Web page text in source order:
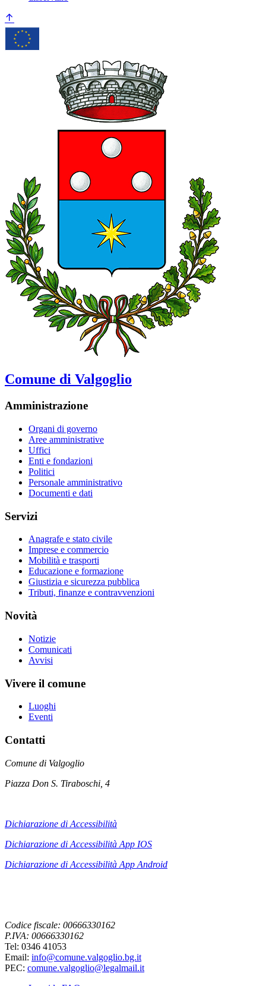
Comune di Valgoglio
Amministrazione
Organi di governo
Aree amministrative
Uffici
Enti e fondazioni
Politici
Personale amministrativo
Documenti e dati
Servizi
Anagrafe e stato civile
Imprese e commercio
Mobilità e trasporti
Educazione e formazione
Giustizia e sicurezza pubblica
Tributi, finanze e contravvenzioni
Novità
Notizie
Comunicati
Avvisi
Vivere il comune
Luoghi
Eventi
Contatti
Comune di Valgoglio
Piazza Don S. Tiraboschi, 4
Dichiarazione di Accessibilità
Dichiarazione di Accessibilità App IOS
Dichiarazione di Accessibilità App Android
Codice fiscale: 00666330162
P.IVA: 00666330162
Tel: 0346 41053
Email: info@comune.valgoglio.bg.it
PEC: comune.valgoglio@legalmail.it